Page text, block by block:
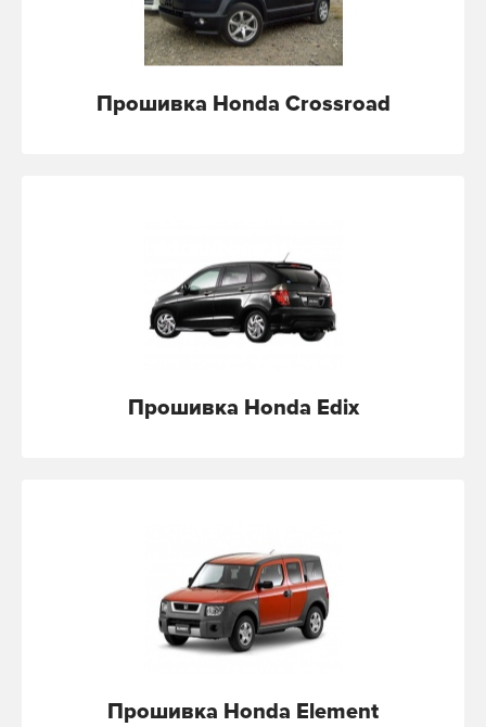
Прошивка Honda Crossroad
Прошивка Honda Edix
Прошивка Honda Element